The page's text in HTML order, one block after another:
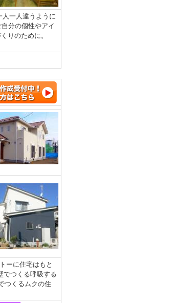
一人違うように
分の個性やアイ
りのために。
ーに住宅はもと
でつくる呼吸する
つくるムクの住